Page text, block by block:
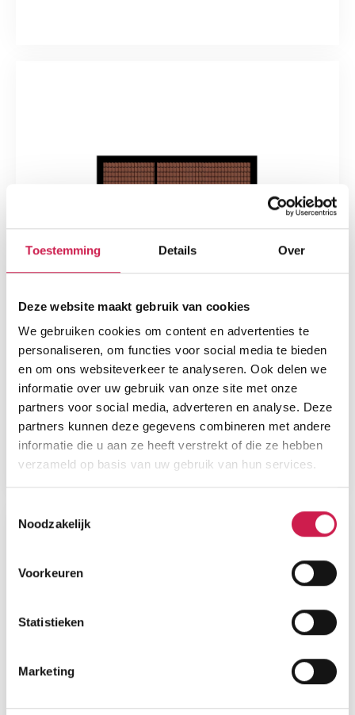
Toestemming Details Over
Deze website maakt gebruik van cookies
We gebruiken cookies om content en advertenties te
personaliseren, om functies voor social media te bieden
en om ons websiteverkeer te analyseren. Ook delen we
informatie over uw gebruik van onze site met onze
partners voor social media, adverteren en analyse. Deze
partners kunnen deze gegevens combineren met andere
informatie die u aan ze heeft verstrekt of die ze hebben
verzameld op basis van uw gebruik van hun services.
Noodzakelijk
Voorkeuren
Statistieken
Marketing